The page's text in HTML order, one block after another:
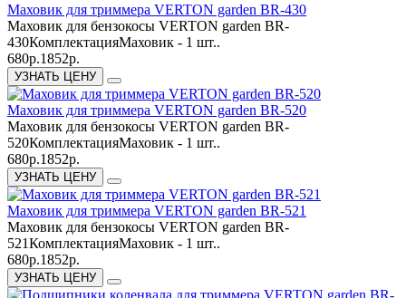
Маховик для триммера VERTON garden BR-430
Маховик для бензокосы VERTON garden BR-
430КомплектацияМаховик - 1 шт..
680р.1852р.
УЗНАТЬ ЦЕНУ
Маховик для триммера VERTON garden BR-520
Маховик для бензокосы VERTON garden BR-
520КомплектацияМаховик - 1 шт..
680р.1852р.
УЗНАТЬ ЦЕНУ
Маховик для триммера VERTON garden BR-521
Маховик для бензокосы VERTON garden BR-
521КомплектацияМаховик - 1 шт..
680р.1852р.
УЗНАТЬ ЦЕНУ